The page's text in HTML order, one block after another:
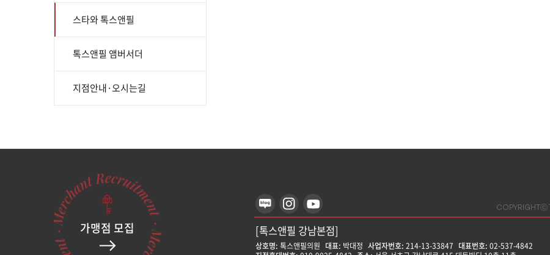
스타와 톡스앤필
톡스앤필 앰버서더
지점안내·오시는길
가맹점 모집
COPYRIGHTⓒ
[톡스앤필 강남본점]
상호명: 톡스앤필의원 대표: 박대정 사업자번호: 214-13-33847 대표번호: 02-537-4842